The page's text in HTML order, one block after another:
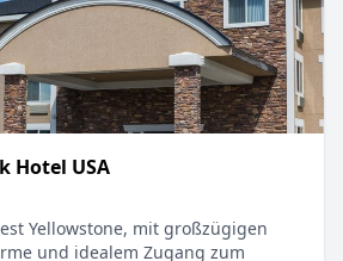
Hotel USA
Yellowstone, mit großzügigen
und idealem Zugang zum